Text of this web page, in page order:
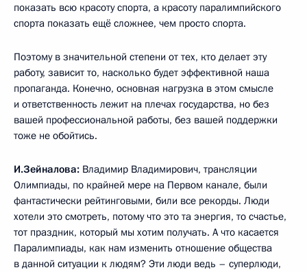
показать всю красоту спорта, а красоту паралимпийского
спорта показать ещё сложнее, чем просто спорта.
Поэтому в значительной степени от тех, кто делает эту
работу, зависит то, насколько будет эффективной наша
пропаганда. Конечно, основная нагрузка в этом смысле
и ответственность лежит на плечах государства, но без
вашей профессиональной работы, без вашей поддержки
тоже не обойтись.
И.Зейналова: Владимир Владимирович, трансляции
Олимпиады, по крайней мере на Первом канале, были
фантастически рейтинговыми, били все рекорды. Люди
хотели это смотреть, потому что это та энергия, то счастье,
тот праздник, который мы хотим получать. А что касается
Паралимпиады, как нам изменить отношение общества
в данной ситуации к людям? Эти люди ведь – суперлюди,